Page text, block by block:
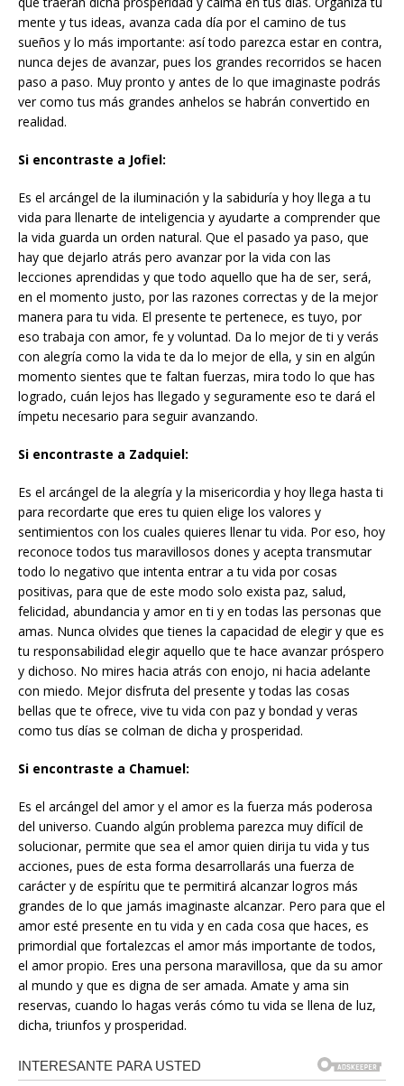
mente y tus ideas, avanza cada día por el camino de tus
sueños y lo más importante: así todo parezca estar en contra,
nunca dejes de avanzar, pues los grandes recorridos se hacen
paso a paso. Muy pronto y antes de lo que imaginaste podrás
ver como tus más grandes anhelos se habrán convertido en
realidad.
Si encontraste a Jofiel:
Es el arcángel de la iluminación y la sabiduría y hoy llega a tu
vida para llenarte de inteligencia y ayudarte a comprender que
la vida guarda un orden natural. Que el pasado ya paso, que
hay que dejarlo atrás pero avanzar por la vida con las
lecciones aprendidas y que todo aquello que ha de ser, será,
en el momento justo, por las razones correctas y de la mejor
manera para tu vida. El presente te pertenece, es tuyo, por
eso trabaja con amor, fe y voluntad. Da lo mejor de ti y verás
con alegría como la vida te da lo mejor de ella, y sin en algún
momento sientes que te faltan fuerzas, mira todo lo que has
logrado, cuán lejos has llegado y seguramente eso te dará el
ímpetu necesario para seguir avanzando.
Si encontraste a Zadquiel:
Es el arcángel de la alegría y la misericordia y hoy llega hasta ti
para recordarte que eres tu quien elige los valores y
sentimientos con los cuales quieres llenar tu vida. Por eso, hoy
reconoce todos tus maravillosos dones y acepta transmutar
todo lo negativo que intenta entrar a tu vida por cosas
positivas, para que de este modo solo exista paz, salud,
felicidad, abundancia y amor en ti y en todas las personas que
amas. Nunca olvides que tienes la capacidad de elegir y que es
tu responsabilidad elegir aquello que te hace avanzar próspero
y dichoso. No mires hacia atrás con enojo, ni hacia adelante
con miedo. Mejor disfruta del presente y todas las cosas
bellas que te ofrece, vive tu vida con paz y bondad y veras
como tus días se colman de dicha y prosperidad.
Si encontraste a Chamuel:
Es el arcángel del amor y el amor es la fuerza más poderosa
del universo. Cuando algún problema parezca muy difícil de
solucionar, permite que sea el amor quien dirija tu vida y tus
acciones, pues de esta forma desarrollarás una fuerza de
carácter y de espíritu que te permitirá alcanzar logros más
grandes de lo que jamás imaginaste alcanzar. Pero para que el
amor esté presente en tu vida y en cada cosa que haces, es
primordial que fortalezcas el amor más importante de todos,
el amor propio. Eres una persona maravillosa, que da su amor
al mundo y que es digna de ser amada. Amate y ama sin
reservas, cuando lo hagas verás cómo tu vida se llena de luz,
dicha, triunfos y prosperidad.